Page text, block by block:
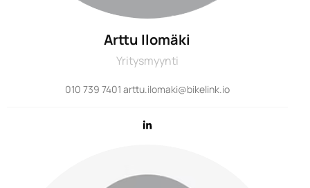
Arttu Ilomäki
Yritysmyynti
010 739 7401 arttu.ilomaki@bikelink.io